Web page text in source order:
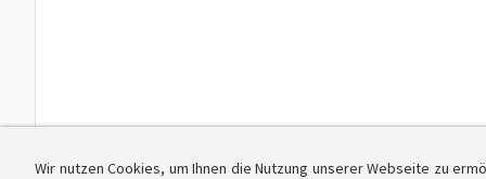
Wir nutzen Cookies, um Ihnen die Nutzung unserer Webseite zu